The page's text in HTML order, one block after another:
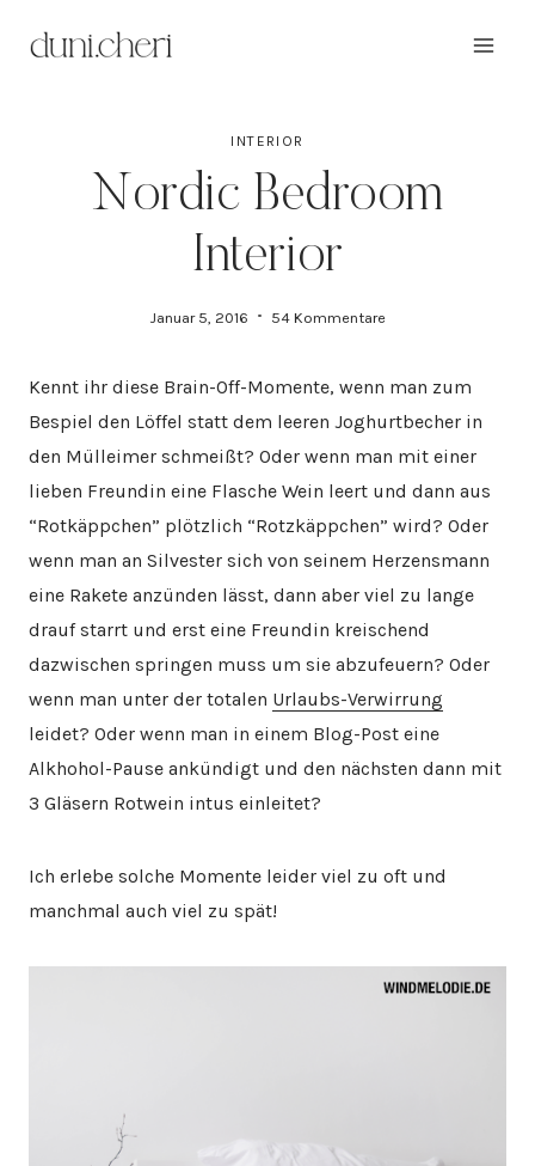
Inhalt
INTERIOR
Nordic Bedroom
Interior
Januar 5, 2016 54 Kommentare
Kennt ihr diese Brain-Off-Momente, wenn man zum
Bespiel den Löffel statt dem leeren Joghurtbecher in
den Mülleimer schmeißt? Oder wenn man mit einer
lieben Freundin eine Flasche Wein leert und dann aus
“Rotkäppchen” plötzlich “Rotzkäppchen” wird? Oder
wenn man an Silvester sich von seinem Herzensmann
eine Rakete anzünden lässt, dann aber viel zu lange
drauf starrt und erst eine Freundin kreischend
dazwischen springen muss um sie abzufeuern? Oder
wenn man unter der totalen Urlaubs-Verwirrung
leidet? Oder wenn man in einem Blog-Post eine
Alkhohol-Pause ankündigt und den nächsten dann mit
3 Gläsern Rotwein intus einleitet?
Ich erlebe solche Momente leider viel zu oft und
manchmal auch viel zu spät!